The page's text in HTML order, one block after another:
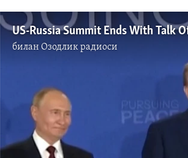
билан Озодлик радиоси